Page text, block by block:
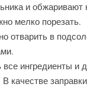
и обжаривают
мелко порезать.
отварить в
ингредиенты и
качестве